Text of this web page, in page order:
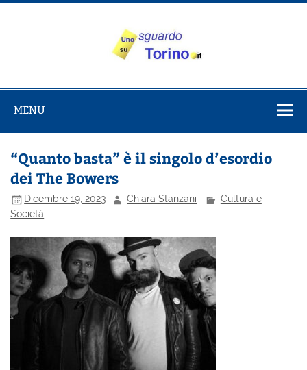
Salta
su Torino
MENU
“Quanto basta” è il singolo d’esordio
dei The Bowers
Dicembre 19, 2023 Chiara Stanzani
Cultura e
Società